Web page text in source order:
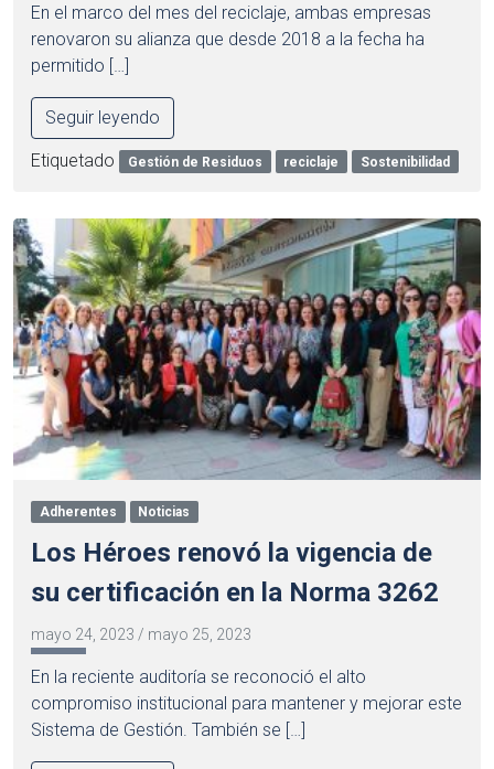
En el marco del mes del reciclaje, ambas empresas
renovaron su alianza que desde 2018 a la fecha ha
permitido […]
Seguir leyendo
Etiquetado Gestión de Residuos reciclaje Sostenibilidad
Adherentes Noticias
Los Héroes renovó la vigencia de
su certificación en la Norma 3262
mayo 24, 2023 / mayo 25, 2023
En la reciente auditoría se reconoció el alto
compromiso institucional para mantener y mejorar este
Sistema de Gestión. También se […]